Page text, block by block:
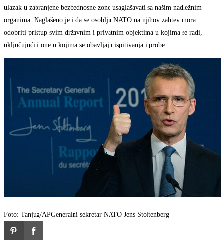
ulazak u zabranjene bezbednosne zone usaglašavati sa našim nadležnim
organima. Naglašeno je i da se osoblju NATO na njihov zahtev mora
odobriti pristup svim državnim i privatnim objektima u kojima se radi,
uključujući i one u kojima se obavljaju ispitivanja i probe.
Foto: Tanjug/APGeneralni sekretar NATO Jens Stoltenberg